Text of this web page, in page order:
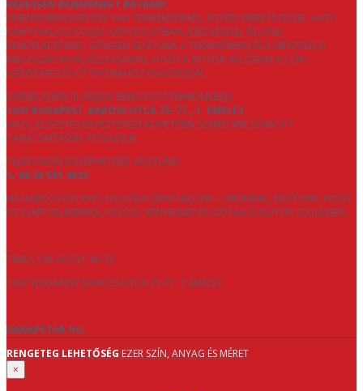
KERESSEN BENNÜNKET BÁTRAN!
AMENNYIBEN KÉRDÉSE VAN TERMÉKEINKKEL, EGYEDI MÉRETEZÉSSEL VAGY
KÁRPITVÁLASZTÁSSAL KAPCSOLATBAN, KÉSZSÉGGEL ÁLLUNK
RENDELKEZÉSÉRE. SZÍVESEN SEGÍTÜNK A TERVEZÉSBEN ÉS A MEGFELELŐ
MEGOLDÁS KIVÁLASZTÁSÁBAN, HOGY A BÚTOR VALÓBAN AZ ÖN
IGÉNYEIHEZ ÉS OTTHONÁHOZ IGAZODJON.
SZEMÉLYESEN IS VÁRJUK BEMUTATÓTERMÜNKBEN:
1047 BUDAPEST, BAROSS UTCA 75–77., 1. EMELET,
AHOL ELŐZETES EGYEZTETÉST KÖVETŐEN SZEMÉLYRE SZABOTT
TANÁCSADÁSSAL FOGADJUK.
TELEFONON IS ELÉRHETŐEK VAGYUNK:
📞 06 20 561 4633
NE HABOZZON KAPCSOLATBA LÉPNI VELÜNK – ÖRÖMMEL SEGÍTÜNK, HOGY
AZ ELKÉPZELÉSEKBŐL VALÓDI, KÉNYELMES ÉS IDŐTÁLLÓ BÚTOR SZÜLESSEN.
TÍMEA +36 20 561 46 33
1047 BUDAPEST BAROSS UTCA 75-77. 1 EMELET
KANAPETAR.HU
RENGETEG LEHETŐSÉG EZER SZÍN, ANYAG ÉS MÉRET
×